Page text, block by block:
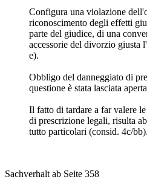
Configura una violazione
riconoscimento degli effetti
parte del giudice, di una
accessorie del divorzio giusta
e).
Obbligo del danneggiato di
questione è stata lasciata
Il fatto di tardare a far valere
di prescrizione legali, risulta
tutto particolari (consid. 4c/bb).
Sachverhalt ab Seite 358